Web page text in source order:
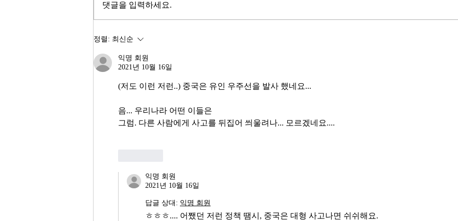
동안 8.71% 올랐다. 1999년 이후
다. 숫자만 보면 대한민국 경제가
그러나 상가 절반이 공실이고, 폐
업 신고가 줄을 잇는다. 자영업자
10명 중 4명 이상이 향후 3년 내
거다. 그런데 AI 강국이 뭔지부터
는
댓글을 입력하세요.
정렬: 최신순
익명 회원
2021년 10월 16일
(저도 이런 저런..) 중국은 유인 우주선을 발사 했네요...
음... 우리나라 어떤 이들은
그럼. 다른 사람에게 사고를 뒤집어 씌울려나... 모르겠네요....
익명 회원
2021년 10월 16일
답글 상대: 익명 회원
ㅎㅎㅎ.... 어쨌던 저런 정책 땜시, 중국은 대형 사고나면 쉬쉬해요.